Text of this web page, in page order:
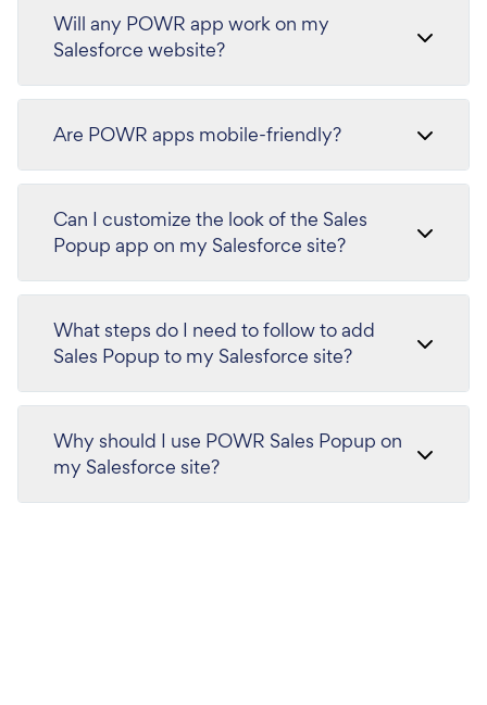
Will any POWR app work on my
Salesforce website?
Are POWR apps mobile-friendly?
Can I customize the look of the Sales
Popup app on my Salesforce site?
What steps do I need to follow to add
Sales Popup to my Salesforce site?
Why should I use POWR Sales Popup on
my Salesforce site?